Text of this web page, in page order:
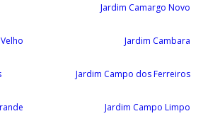
Jardim Camargo Novo
Jardim Cambara
Jardim Campo dos Ferreiros
Jardim Campo Limpo